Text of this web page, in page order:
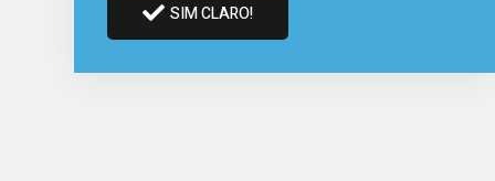
SIM CLARO!